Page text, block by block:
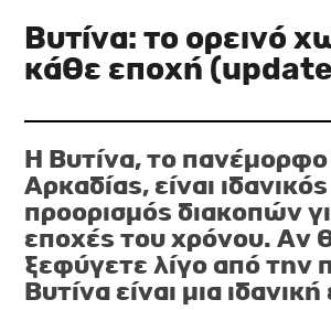
Βυτίνα: το ορεινό
κάθε εποχή
Η Βυτίνα, το
Αρκαδίας, είναι ιδανικός
προορισμός διακοπών
εποχές του χρόνου. Αν
ξεφύγετε λίγο από την
Βυτίνα είναι μια